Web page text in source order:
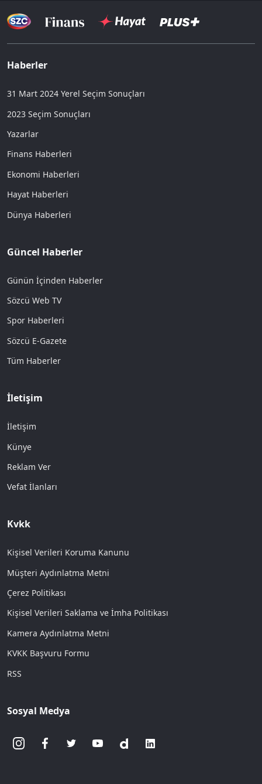
Haberler
31 Mart 2024 Yerel Seçim Sonuçları
2023 Seçim Sonuçları
Yazarlar
Finans Haberleri
Ekonomi Haberleri
Hayat Haberleri
Dünya Haberleri
Güncel Haberler
Günün İçinden Haberler
Sözcü Web TV
Spor Haberleri
Sözcü E-Gazete
Tüm Haberler
İletişim
İletişim
Künye
Reklam Ver
Vefat İlanları
Kvkk
Kişisel Verileri Koruma Kanunu
Müşteri Aydınlatma Metni
Çerez Politikası
Kişisel Verileri Saklama ve İmha Politikası
Kamera Aydınlatma Metni
KVKK Başvuru Formu
RSS
Sosyal Medya